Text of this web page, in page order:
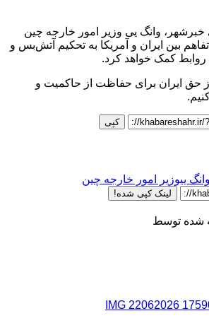
خبرشهر، وانگ یی وزیر امور خارجه چین
بین ایران و آمریکا به تحکیم آتش‌بس و
کمک خواهد کرد.
حق ایران برای حفاظت از حاکمیت و
کپی
وانگ ییوزیر امور خارجه چین
لینک کپی شده!
شده توسط